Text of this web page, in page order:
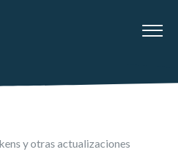
y otras actualizaciones